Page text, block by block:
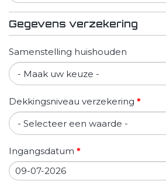
Gegevens verzekering
Samenstelling huishouden
Dekkingsniveau verzekering *
Ingangsdatum *
Datum